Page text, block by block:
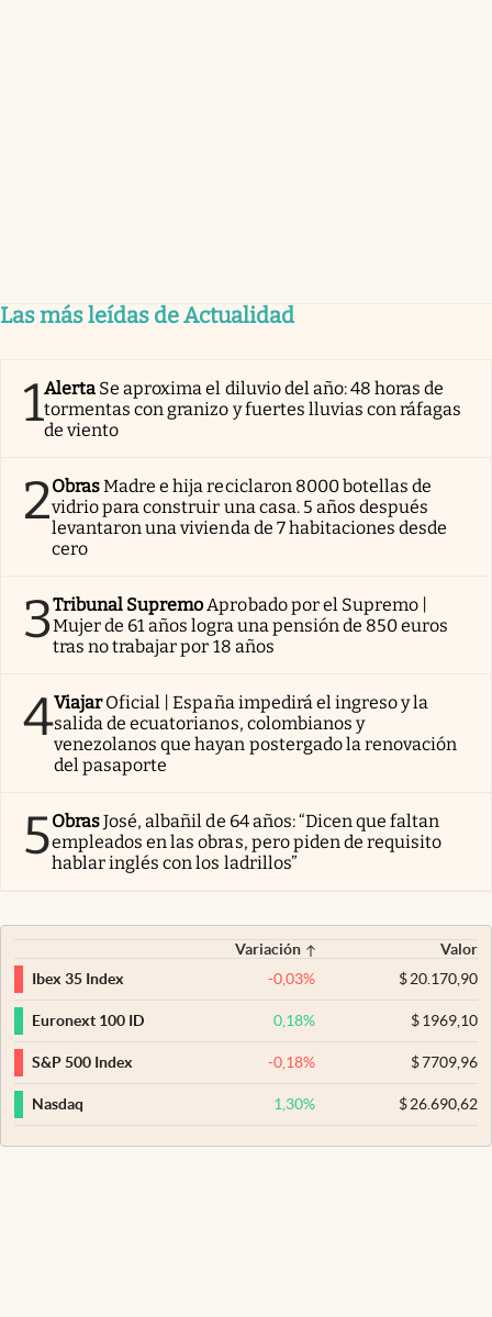
Las más leídas de Actualidad
1Alerta Se aproxima el diluvio del año: 48 horas de
tormentas con granizo y fuertes lluvias con ráfagas
de viento
2ObrasMadre e hija reciclaron 8000 botellas de
vidrio para construir una casa. 5 años después
levantaron una vivienda de 7 habitaciones desde
cero
3Tribunal Supremo Aprobado por el Supremo |
Mujer de 61 años logra una pensión de 850 euros
tras no trabajar por 18 años
4Viajar Oficial | España impedirá el ingreso y la
salida de ecuatorianos, colombianos y
venezolanos que hayan postergado la renovación
del pasaporte
5ObrasJosé, albañil de 64 años: “Dicen que faltan
empleados en las obras, pero piden de requisito
hablar inglés con los ladrillos”
Variación
Valor
Ibex 35 Index
-0,03% $20.170,90
Euronext 100 ID 0,18% $1969,10
S&P 500 Index -0,18% $7709,96
Nasdaq 1,30% $26.690,62